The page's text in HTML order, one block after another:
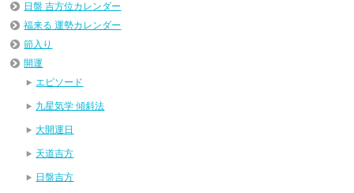
日盤 吉方位カレンダー
福来る 運勢カレンダー
節入り
開運
エピソード
九星気学 傾斜法
大開運日
天道吉方
日盤吉方